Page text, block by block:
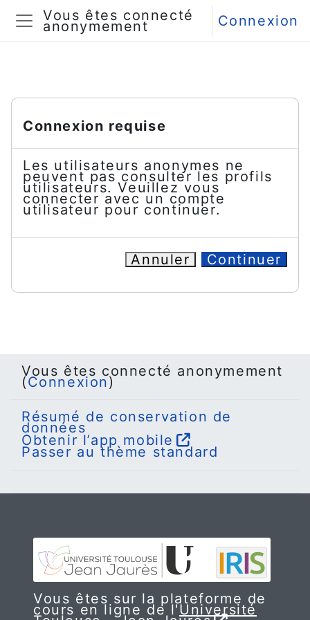
Passer au contenu principal
Panneau latéral
Vous êtes connecté
anonymement Connexion
Connexion requise
Les utilisateurs anonymes ne
peuvent pas consulter les profils
utilisateurs. Veuillez vous
connecter avec un compte
utilisateur pour continuer.
Annuler Continuer
Vous êtes connecté anonymement
(Connexion)
Résumé de conservation de
données
Obtenir l’app mobile
Passer au thème standard
Vous êtes sur la plateforme de
cours en ligne de l'Université